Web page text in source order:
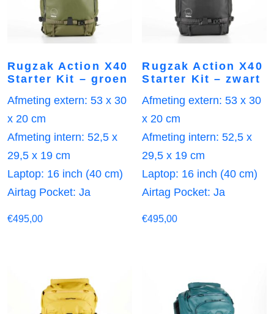
Rugzak Action X40
Starter Kit – groen
Afmeting extern: 53 x 30
x 20 cm
Afmeting intern: 52,5 x
29,5 x 19 cm
Laptop: 16 inch (40 cm)
Airtag Pocket: Ja
€495,00
Rugzak Action X40
Starter Kit – zwart
Afmeting extern: 53 x 30
x 20 cm
Afmeting intern: 52,5 x
29,5 x 19 cm
Laptop: 16 inch (40 cm)
Airtag Pocket: Ja
€495,00